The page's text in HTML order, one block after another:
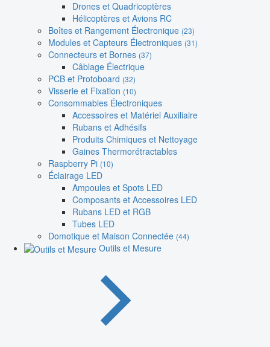
Drones et Quadricoptères
Hélicoptères et Avions RC
Boîtes et Rangement Électronique (23)
Modules et Capteurs Électroniques (31)
Connecteurs et Bornes (37)
Câblage Électrique
PCB et Protoboard (32)
Visserie et Fixation (10)
Consommables Électroniques
Accessoires et Matériel Auxiliaire
Rubans et Adhésifs
Produits Chimiques et Nettoyage
Gaines Thermorétractables
Raspberry Pi (10)
Éclairage LED
Ampoules et Spots LED
Composants et Accessoires LED
Rubans LED et RGB
Tubes LED
Domotique et Maison Connectée (44)
Outils et Mesure